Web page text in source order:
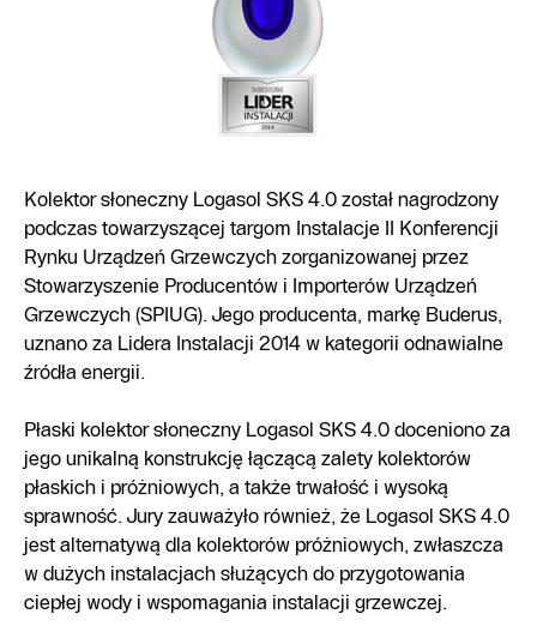
Kolektor słoneczny Logasol SKS 4.0 został nagrodzony
podczas towarzyszącej targom Instalacje II Konferencji
Rynku Urządzeń Grzewczych zorganizowanej przez
Stowarzyszenie Producentów i Importerów Urządzeń
Grzewczych (SPIUG). Jego producenta, markę Buderus,
uznano za Lidera Instalacji 2014 w kategorii odnawialne
źródła energii.
Płaski kolektor słoneczny Logasol SKS 4.0 doceniono za
jego unikalną konstrukcję łączącą zalety kolektorów
płaskich i próżniowych, a także trwałość i wysoką
sprawność. Jury zauważyło również, że Logasol SKS 4.0
jest alternatywą dla kolektorów próżniowych, zwłaszcza
w dużych instalacjach służących do przygotowania
ciepłej wody i wspomagania instalacji grzewczej.